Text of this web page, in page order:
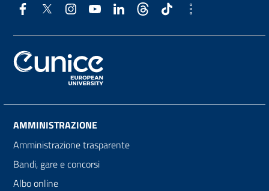
AMMINISTRAZIONE
Amministrazione trasparente
Bandi, gare e concorsi
Albo online